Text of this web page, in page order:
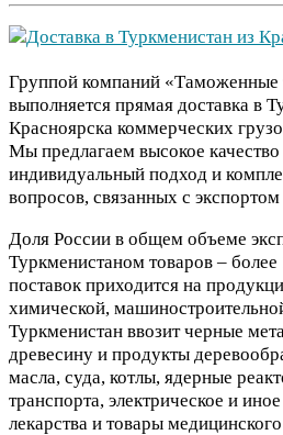
Группой компаний «Таможенные
выполняется прямая доставка в
Красноярска коммерческих
Мы предлагаем высокое
индивидуальный подход и
вопросов, связанных с
Доля России в общем объеме
Туркменистаном товаров –
поставок приходится на
химической,
Туркменистан ввозит черные
древесину и продукты
масла, суда, котлы, ядерные
транспорта, электрическое и
лекарства и товары